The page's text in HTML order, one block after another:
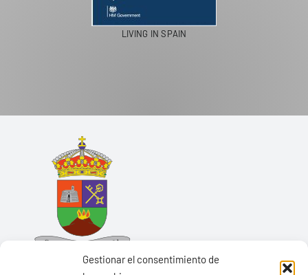
Gestionar el consentimiento de
LIVING IN SPAIN